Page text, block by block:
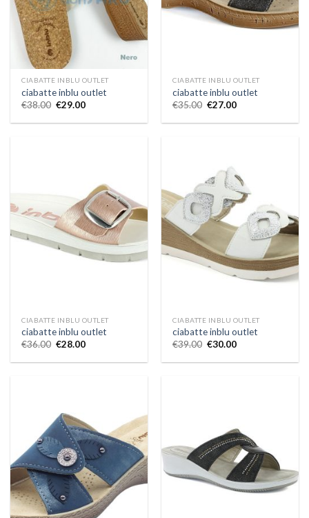
CIABATTE INBLU OUTLET
ciabatte inblu outlet
€38.00 €29.00
CIABATTE INBLU OUTLET
ciabatte inblu outlet
€35.00 €27.00
CIABATTE INBLU OUTLET
ciabatte inblu outlet
€36.00 €28.00
CIABATTE INBLU OUTLET
ciabatte inblu outlet
€39.00 €30.00